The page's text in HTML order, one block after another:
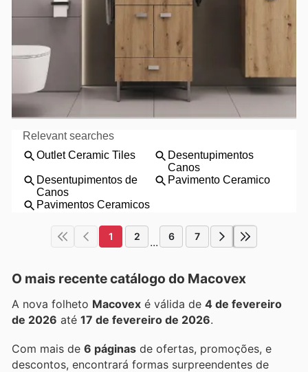
1 2 ... 6 7
O mais recente catálogo do Macovex
A nova folheto Macovex é válida de 4 de fevereiro
de 2026 até 17 de fevereiro de 2026.
Com mais de 6 páginas de ofertas, promoções, e
descontos, encontrará formas surpreendentes de